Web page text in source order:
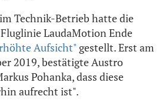
Technik-Betrieb hatte die
LaudaMotion Ende
Aufsicht" gestellt. Erst am
2019, bestätigte Austro
Pohanka, dass diese
aufrecht ist".